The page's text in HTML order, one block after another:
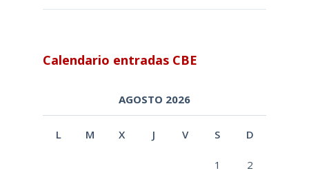
Calendario entradas CBE
AGOSTO 2026
L M X J V S D
1 2